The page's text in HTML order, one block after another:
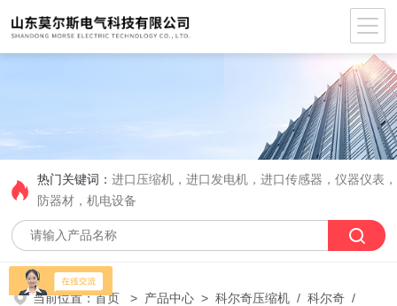
热门关键词：进口压缩机，进口发电机，进口传感器，仪器仪表
防器材，机电设备
当前位置：首页 > 产品中心 >科尔奇压缩机 /科尔奇 / ​